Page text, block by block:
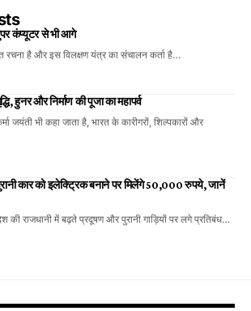
कंप्यूटर से भी आगे
रचना है और इस विलक्षण यंत्र का संचालन कर्ता है…
हुनर और निर्माण की पूजा का महापर्व
जयंती भी कहा जाता है, भारत के कारीगरों, शिल्पकारों और
कार को इलेक्ट्रिक बनाने पर मिलेंगे 50,000 रुपये, जानें
राजधानी में बढ़ते प्रदूषण और पुरानी गाड़ियों पर लगे प्रतिबंध…